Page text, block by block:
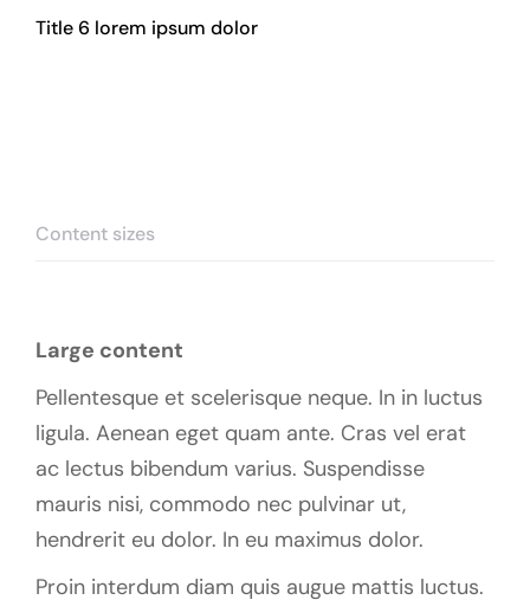
Title 6 lorem ipsum dolor
Content sizes
Large content
Pellentesque et scelerisque neque. In in luctus
ligula. Aenean eget quam ante. Cras vel erat
ac lectus bibendum varius. Suspendisse
mauris nisi, commodo nec pulvinar ut,
hendrerit eu dolor. In eu maximus dolor.
Proin interdum diam quis augue mattis luctus.